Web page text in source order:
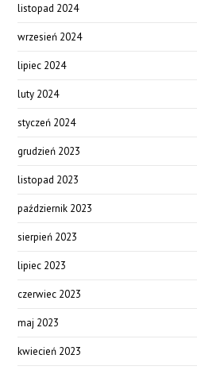
listopad 2024
wrzesień 2024
lipiec 2024
luty 2024
styczeń 2024
grudzień 2023
listopad 2023
październik 2023
sierpień 2023
lipiec 2023
czerwiec 2023
maj 2023
kwiecień 2023